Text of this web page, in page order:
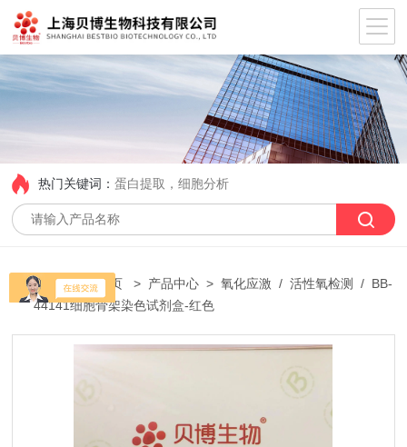
热门关键词：蛋白提取，细胞分析
当前位置：首页 > 产品中心 >氧化应激 /活性氧检测
/ BB-
44141细胞骨架染色试剂盒-红色